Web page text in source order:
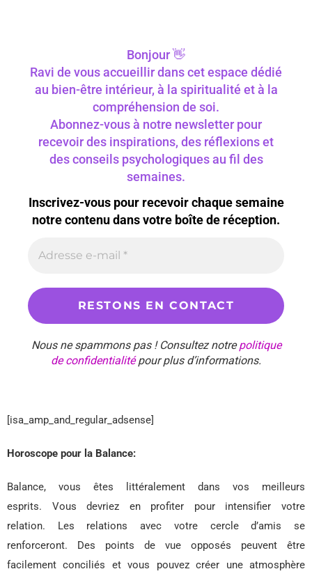
Bonjour 👋
Ravi de vous accueillir dans cet espace dédié
au bien-être intérieur, à la spiritualité et à la
compréhension de soi.
Abonnez-vous à notre newsletter pour
recevoir des inspirations, des réflexions et
des conseils psychologiques au fil des
semaines.
Inscrivez-vous pour recevoir chaque semaine
notre contenu dans votre boîte de réception.
Nous ne spammons pas ! Consultez notrepolitique
de confidentialitépour plus d’informations.
[isa_amp_and_regular_adsense]
Horoscope pour la Balance:
Balance, vous êtes littéralement dans vos meilleurs
esprits. Vous devriez en profiter pour intensifier votre
relation. Les relations avec votre cercle d’amis se
renforceront. Des points de vue opposés peuvent être
facilement conciliés et vous pouvez créer une atmosphère